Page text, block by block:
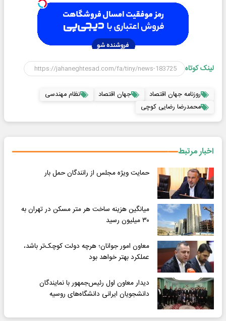
لینک کوتاه
روزنامه جهان اقتصاد جهان اقتصاد
نظام مهندسی
محمدرضا رضایی کوچی
اخبار مرتبط
حمایت ویژه مجلس از رانندگان حمل بار
میانگین هزینه ساخت هر متر مسکن در تهران به
۳۰ میلیون رسید
معاون امور جوانان؛ هرچه دولت کوچک‌تر باشد،
عملکرد بهتر خواهد بود
دیدار معاون اول رئیس‌جمهور با نمایندگان
دانشجویان ایرانی دانشگاه‌های روسیه